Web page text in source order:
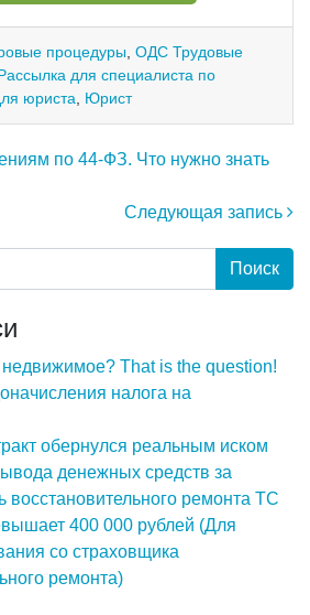
процедуры ОДС Трудовые
для специалиста по
юриста Юрист
записям
по 44-ФЗ. Что нужно знать
Следующая запись
That is the question!
налога на
обернулся реальным иском
денежных средств за
восстановительного ремонта ТС
400 000 рублей (Для
со страховщика
ремонта)